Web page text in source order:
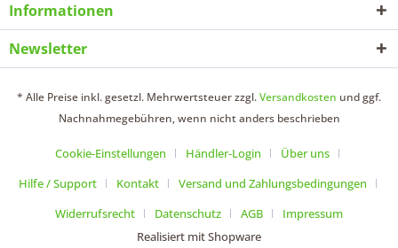
Informationen
Newsletter
* Alle Preise inkl. gesetzl. Mehrwertsteuer zzgl.Versandkosten und ggf.
Nachnahmegebühren, wenn nicht anders beschrieben
Cookie-Einstellungen Händler-Login
Über uns
Hilfe / Support
Kontakt
Versand und Zahlungsbedingungen
Widerrufsrecht
Datenschutz AGB
Impressum
Realisiert mit Shopware